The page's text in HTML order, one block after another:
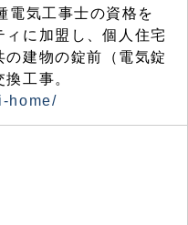
電気工事士の資格を
に加盟し、個人住宅
建物の錠前（電気錠
工事。
home/